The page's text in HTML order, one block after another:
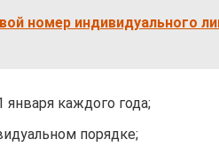
номер индивидуального
каждого года;
порядке;